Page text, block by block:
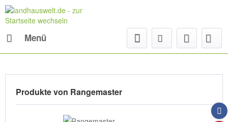
Menü
Produkte von Rangemaster